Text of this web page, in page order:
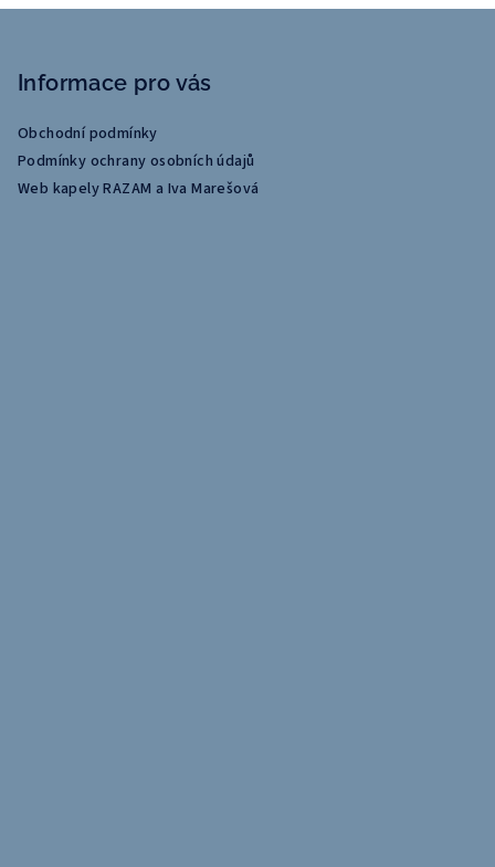
Informace pro vás
Obchodní podmínky
Podmínky ochrany osobních údajů
Web kapely RAZAM a Iva Marešová